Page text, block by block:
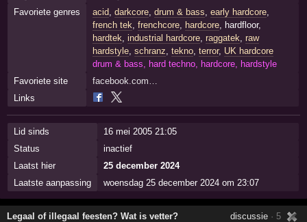
Favoriete genres
acid, darkcore, drum & bass, early hardcore,
french tek, frenchcore, hardcore, hardfloor,
hardtek, industrial hardcore, raggatek, raw
hardstyle, schranz, tekno, terror, UK hardcore
drum & bass, hard techno, hardcore, hardstyle
Favoriete site
facebook.com…
Links
Lid sinds
16 mei 2005 21:05
Status
inactief
Laatst hier
25 december 2024
Laatste aanpassing
woensdag 25 december 2024 om 23:07
Legaal of illegaal feesten? Wat is vetter? discussie · 5